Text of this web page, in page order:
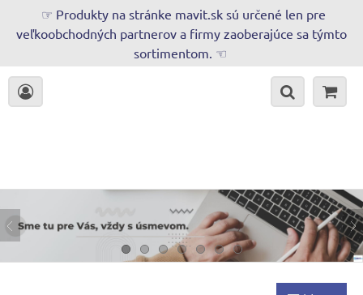
☞ Produkty na stránke mavit.sk sú určené len pre
veľkoobchodných partnerov a firmy zaoberajúce sa týmto
sortimentom. ☜